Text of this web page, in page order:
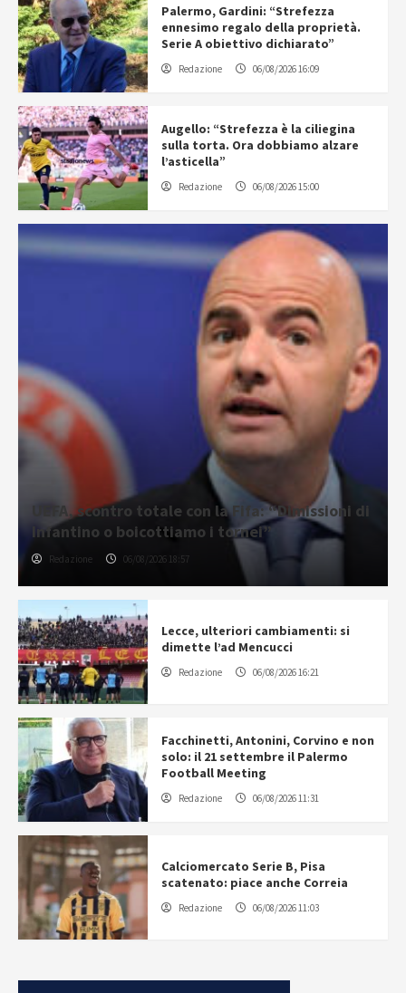
Palermo, Gardini: “Strefezza
ennesimo regalo della proprietà.
Serie A obiettivo dichiarato”
Redazione 06/08/2026 16:09
Augello: “Strefezza è la ciliegina
sulla torta. Ora dobbiamo alzare
l’asticella”
Redazione 06/08/2026 15:00
UEFA, scontro totale con la Fifa: “Dimissioni di
Infantino o boicottiamo i tornei”
Redazione 06/08/2026 18:57
Lecce, ulteriori cambiamenti: si
dimette l’ad Mencucci
Redazione 06/08/2026 16:21
Facchinetti, Antonini, Corvino e non
solo: il 21 settembre il Palermo
Football Meeting
Redazione 06/08/2026 11:31
Calciomercato Serie B, Pisa
scatenato: piace anche Correia
Redazione 06/08/2026 11:03